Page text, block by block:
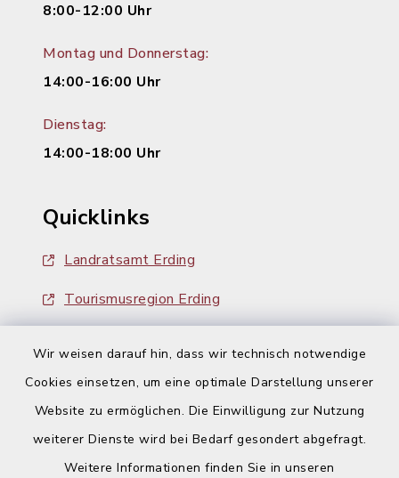
Wir weisen darauf hin, dass wir technisch notwendige
Cookies einsetzen, um eine optimale Darstellung unserer
Website zu ermöglichen. Die Einwilligung zur Nutzung
weiterer Dienste wird bei Bedarf gesondert abgefragt.
Weitere Informationen finden Sie in unseren
8:00-12:00 Uhr
Montag und Donnerstag:
14:00-16:00 Uhr
Dienstag:
14:00-18:00 Uhr
Quicklinks
Landratsamt Erding
Tourismusregion Erding
Kontakt